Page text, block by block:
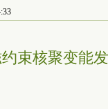
束核聚变能